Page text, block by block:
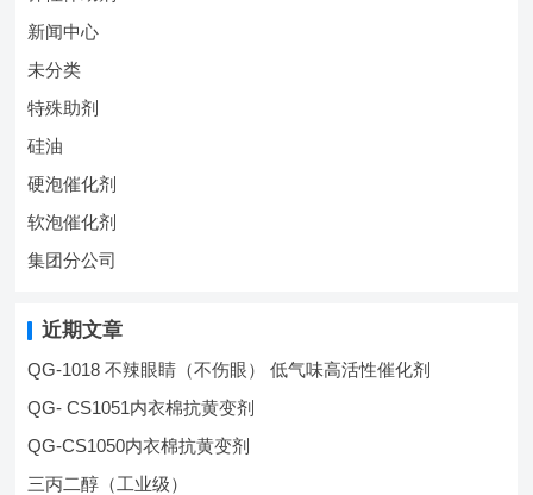
新闻中心
未分类
特殊助剂
硅油
硬泡催化剂
软泡催化剂
集团分公司
近期文章
QG-1018 不辣眼睛（不伤眼） 低气味高活性催化剂
QG- CS1051内衣棉抗黄变剂
QG-CS1050内衣棉抗黄变剂
三丙二醇（工业级）